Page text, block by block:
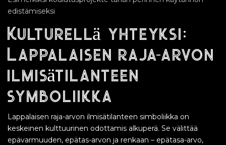
edistämiseksi
Kulturellä yhteyksi:
Lappalaisen raja-arvon
ilmisätilanteen
symboliikka
Lappalaisen raja-arvon ilmisätilanteen simboliikka on
keskeinen kulttuurinen odottamis alkuperä. Se välittää
epävarmuuden, epätas-arvon ja renkaan – epätasa-arvo,